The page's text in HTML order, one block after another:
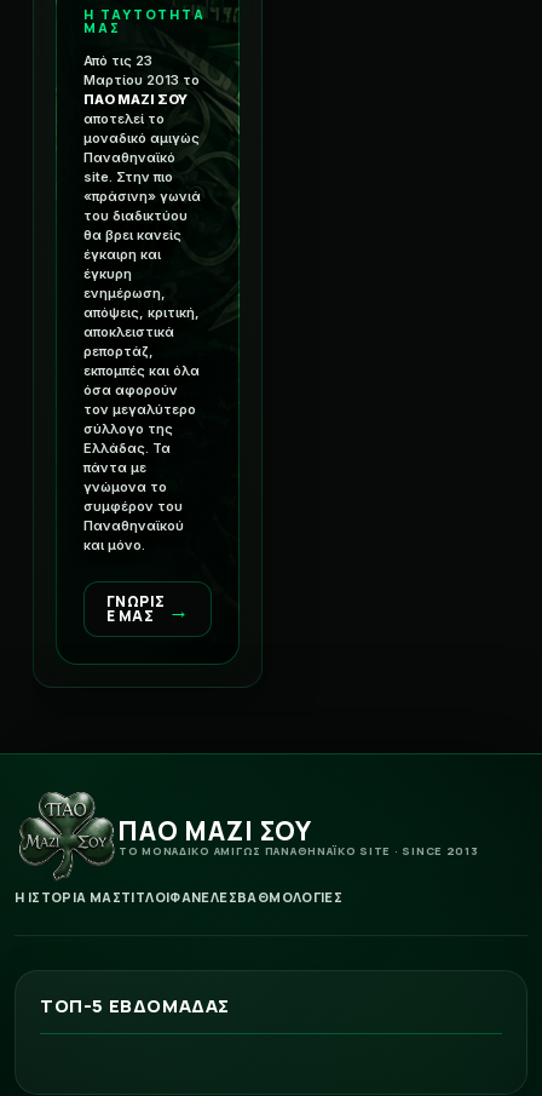
Η ΤΑΥΤΟΤΗΤΑ
ΜΑΣ
Από τις 23
Μαρτίου 2013 το
ΠΑΟ ΜΑΖΙ ΣΟΥ
αποτελεί το
μοναδικό αμιγώς
Παναθηναϊκό
site. Στην πιο
«πράσινη» γωνιά
του διαδικτύου
θα βρει κανείς
έγκαιρη και
έγκυρη
ενημέρωση,
απόψεις, κριτική,
αποκλειστικά
ρεπορτάζ,
εκπομπές και όλα
όσα αφορούν
τον μεγαλύτερο
σύλλογο της
Ελλάδας. Τα
πάντα με
γνώμονα το
συμφέρον του
Παναθηναϊκού
και μόνο.
ΓΝΩΡΙΣ
Ε ΜΑΣ →
ΠΑΟ ΜΑΖΙ ΣΟΥ
ΤΟ ΜΟΝΑΔΙΚΟ ΑΜΙΓΩΣ ΠΑΝΑΘΗΝΑΪΚΟ SITE · SINCE 2013
Η ΙΣΤΟΡΙΑ ΜΑΣΤΙΤΛΟΙΦΑΝΕΛΕΣΒΑΘΜΟΛΟΓΙΕΣ
ΤΟΠ-5 ΕΒΔΟΜΑΔΑΣ